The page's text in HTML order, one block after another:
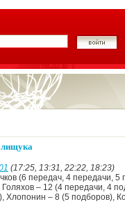
(17:25, 13:31, 22:22, 18:23)
(6 передач, 4 передачи,
– 12 (4 передачи, 4
Хлопонин – 8 (5 подборов),